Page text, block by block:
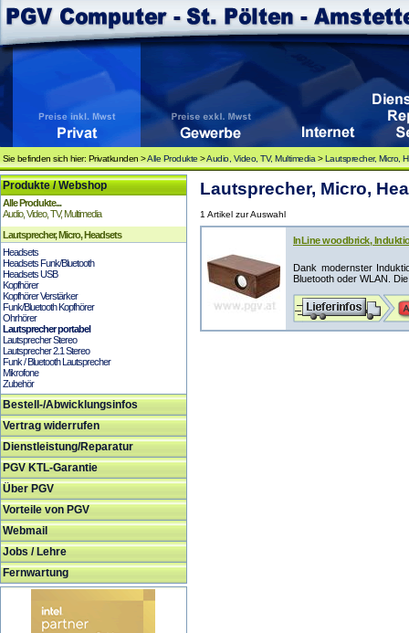
Sie befinden sich hier: Privatkunden >Alle Produkte >Audio, Video, TV, Multimedia >Lautsprecher, Micro,
Produkte / Webshop
Alle Produkte...
Audio, Video, TV, Multimedia
Lautsprecher, Micro, Headsets
Headsets
Headsets Funk/Bluetooth
Headsets USB
Kopfhörer
Kopfhörer Verstärker
Funk/Bluetooth Kopfhörer
Ohrhörer
Lautsprecher portabel
Lautsprecher Stereo
Lautsprecher 2.1 Stereo
Funk / Bluetooth Lautsprecher
Mikrofone
Zubehör
Bestell-/Abwicklungsinfos
Vertrag widerrufen
Dienstleistung/Reparatur
PGV KTL-Garantie
Über PGV
Vorteile von PGV
Webmail
Jobs / Lehre
Fernwartung
Lautsprecher, Micro,
1 Artikel zur Auswahl
InLine woodbrick,
Dank modernster
Bluetooth oder WLAN.